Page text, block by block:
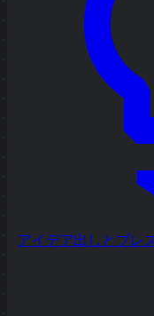
アイデア出しとブレ